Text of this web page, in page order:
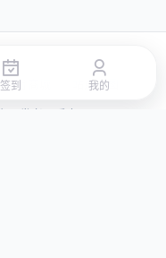
积分商城 站点地图
开发者阿乐出品
签到 我的